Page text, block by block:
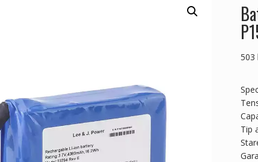
503
Tip